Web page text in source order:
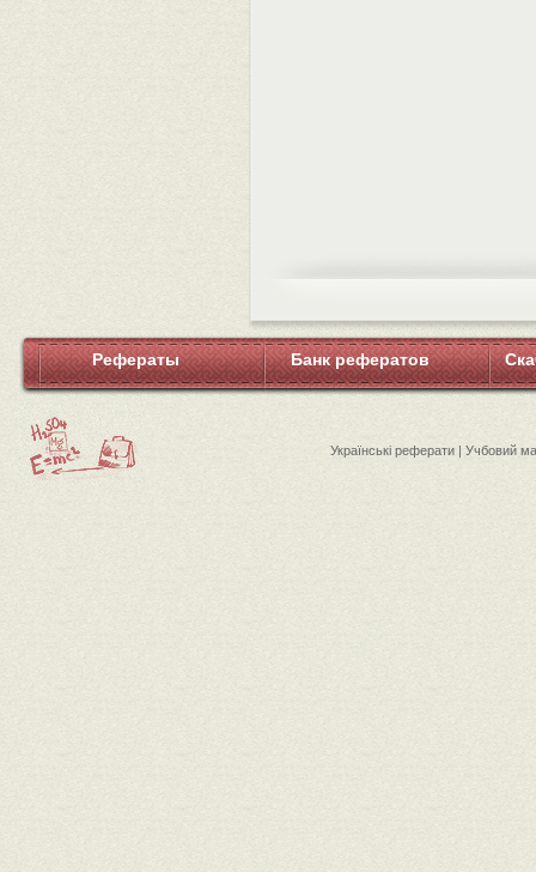
Рефераты Банк рефератов
Українські реферати | Учбовий